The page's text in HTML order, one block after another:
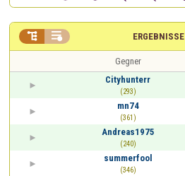
ERGEBNISSE
 
Gegner
Cityhunterr
(293)
mn74
(361)
Andreas1975
(240)
summerfool
(346)